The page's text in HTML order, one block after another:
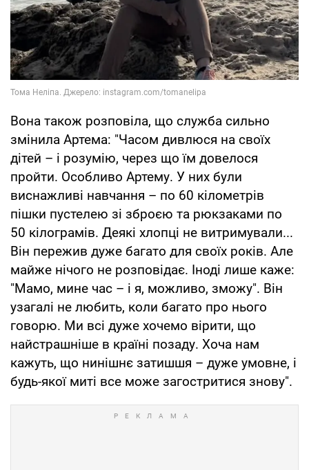
Вона також розповіла, що служба сильно
змінила Артема: "Часом дивлюся на своїх
дітей – і розумію, через що їм довелося
пройти. Особливо Артему. У них були
виснажливі навчання – по 60 кілометрів
пішки пустелею зі зброєю та рюкзаками по
50 кілограмів. Деякі хлопці не витримували...
Він пережив дуже багато для своїх років. Але
майже нічого не розповідає. Іноді лише каже:
"Мамо, мине час – і я, можливо, зможу". Він
узагалі не любить, коли багато про нього
говорю. Ми всі дуже хочемо вірити, що
найстрашніше в країні позаду. Хоча нам
кажуть, що нинішнє затишшя – дуже умовне, і
будь-якої миті все може загостритися знову".